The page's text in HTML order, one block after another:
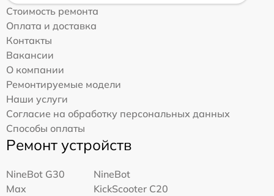
Стоимость ремонта
Оплата и доставка
Контакты
Вакансии
О компании
Ремонтируемые модели
Наши услуги
Согласие на обработку персональных данных
Способы оплаты
Ремонт устройств
NineBot G30
Max
NineBot
KickScooter C20